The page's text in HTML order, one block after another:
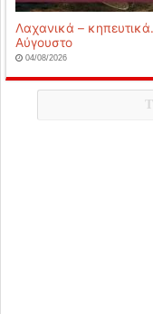
Λαχανικά –
Αύγουστο
04/08/2026